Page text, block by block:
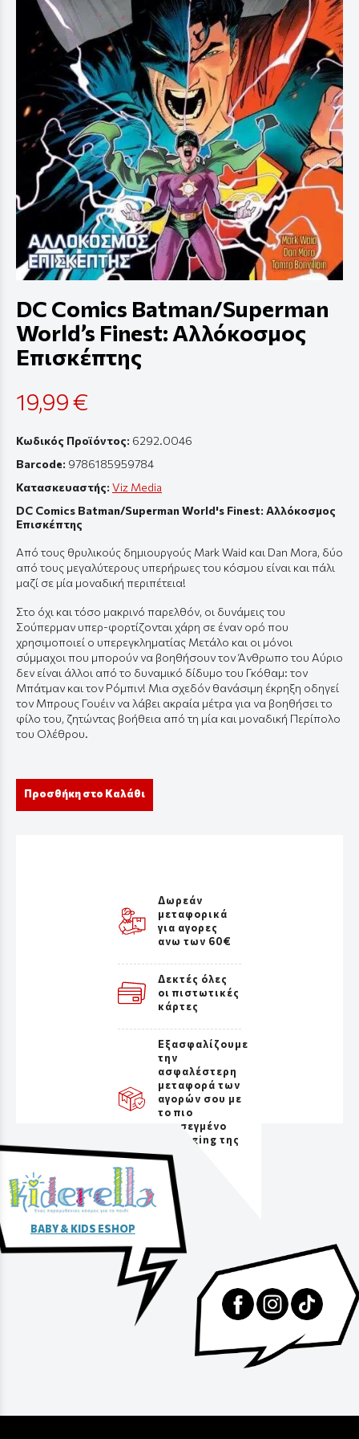
DC Comics Batman/Superman
World’s Finest: Αλλόκοσμος
Επισκέπτης
19,99 €
Κωδικός Προϊόντος: 6292.0046
Barcode: 9786185959784
Κατασκευαστής: Viz Media
DC Comics Batman/Superman World's Finest: Αλλόκοσμος
Επισκέπτης
Από τους θρυλικούς δημιουργούς Mark Waid και Dan Mora, δύο
από τους μεγαλύτερους υπερήρωες του κόσμου είναι και πάλι
μαζί σε μία μοναδική περιπέτεια!
Στο όχι και τόσο μακρινό παρελθόν, οι δυνάμεις του
Σούπερμαν υπερ-φορτίζονται χάρη σε έναν oρό που
χρησιμοποιεί ο υπερεγκληματίας Μετάλο και οι μόνοι
σύμμαχοι που μπορούν να βοηθήσουν τον Άνθρωπο του Αύριο
δεν είναι άλλοι από το δυναμικό δίδυμο του Γκόθαμ: τον
Μπάτμαν και τον Ρόμπιν! Μια σχεδόν θανάσιμη έκρηξη οδηγεί
τον Μπρους Γουέιν να λάβει ακραία μέτρα για να βοηθήσει το
φίλο του, ζητώντας βοήθεια από τη μία και μοναδική Περίπολο
του Ολέθρου.
Προσθήκη στο Καλάθι
Δωρεάν
μεταφορικά
για αγορες
ανω των 60€
Δεκτές όλες
οι πιστωτικές
κάρτες
Εξασφαλίζουμε
την
ασφαλέστερη
μεταφορά των
αγορών σου με
το πιο
προσεγμένο
packaging της
αγοράς
BABY & KIDS ESHOP